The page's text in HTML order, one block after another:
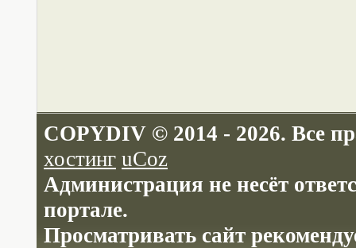
COPYDIV © 2014 - 2026. Все
хостинг uCoz
Администрация не несёт
портале.
Просматривать сайт